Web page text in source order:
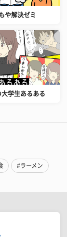
や解決ゼミ
大学生あるある
#ラーメン